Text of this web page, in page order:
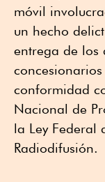
móvil
un hecho
entrega de los
conformidad
Nacional de
la Ley Federal
Radiodifusión.